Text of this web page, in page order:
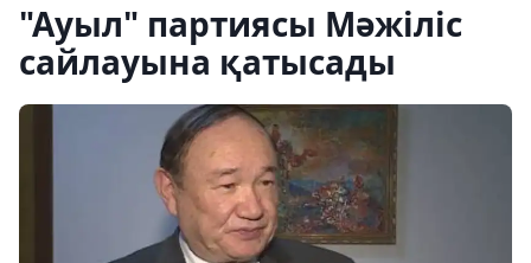
"Ауыл" партиясы Мәжіліс
сайлауына қатысады